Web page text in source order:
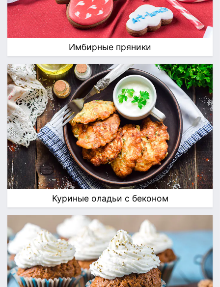
Имбирные пряники
Куриные оладьи с беконом